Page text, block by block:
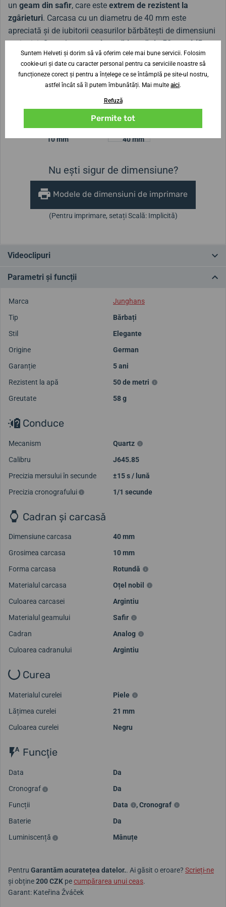
un geam din safir, care este extrem de rezistent la
zgârieturi. Carcasa cu un diametru de 40 mm este
apreciată și de iubitorii ceasurilor bărbătești de dimensiuni
mai mici. Ceasul are orezistență la apă de 50 metri (5
ATM), ceea ce înseamnă că poate rezista la un contact
ușor cu apa, cum ar fi spălarea mâinilor sau dușul.
10 mm 40 mm
Nu ești sigur de dimensiune?
Modele de dimensiuni de imprimare
(Pentru imprimare, setați Scală: Implicită)
Videoclipuri
Parametri și funcții
Marca
Junghans
Tip
Bărbați
Stil
Elegante
Origine
German
Garanție
5 ani
Rezistent la apă
50 de metri
Greutate
58 g
Conduce
Mecanism
Quartz
Calibru
J645.85
Precizia mersului în secunde
±15 s / lună
Precizia cronografului
1/1 secunde
Cadran și carcasă
Dimensiune carcasa
40 mm
Grosimea carcasa
10 mm
Forma carcasa
Rotundă
Materialul carcasa
Oțel nobil
Culoarea carcasei
Argintiu
Materialul geamului
Safir
Cadran
Analog
Culoarea cadranului
Argintiu
Curea
Materialul curelei
Piele
Lățimea curelei
21 mm
Culoarea curelei
Negru
Funcţie
Data
Da
Cronograf
Da
Funcții
Data ,Cronograf
Baterie
Da
Luminiscență
Mânuțe
Pentru Garantăm acuratețea datelor.. Ai găsit o eroare? Scrieți-ne
și obține200 CZK pecumpărarea unui ceas.
Garant: Kateřina Žváček
Suntem Helveti și dorim să vă oferim cele mai bune servicii. Folosim
cookie-uri și date cu caracter personal pentru ca serviciile noastre să
funcționeze corect și pentru a înțelege ce se întâmplă pe site-ul nostru,
astfel încât să îl putem îmbunătăți. Mai multe aici.
Refuză
Permite tot